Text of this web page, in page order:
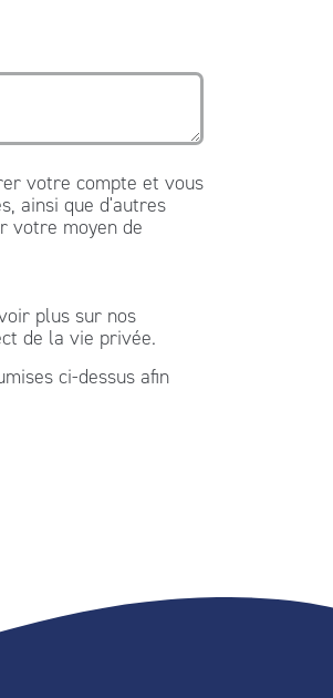
votre compte et vous
ainsi que d'autres
votre moyen de
plus sur nos
de la vie privée.
ci-dessus afin